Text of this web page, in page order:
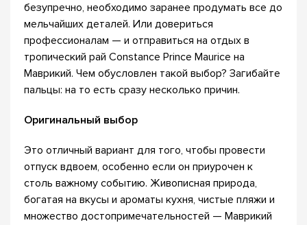
безупречно, необходимо заранее продумать все до
мельчайших деталей. Или довериться
профессионалам — и отправиться на отдых в
тропический рай Constance Prince Maurice на
Маврикий. Чем обусловлен такой выбор? Загибайте
пальцы: на то есть сразу несколько причин.
Оригинальный выбор
Это отличный вариант для того, чтобы провести
отпуск вдвоем, особенно если он приурочен к
столь важному событию. Живописная природа,
богатая на вкусы и ароматы кухня, чистые пляжи и
множество достопримечательностей — Маврикий